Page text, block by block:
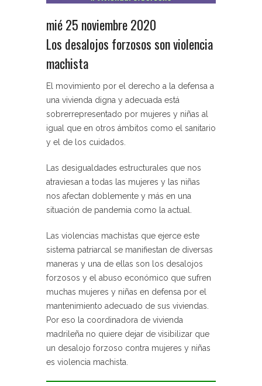
mié 25 noviembre 2020
Los desalojos forzosos son violencia
machista
El movimiento por el derecho a la defensa a
una vivienda digna y adecuada está
sobrerrepresentado por mujeres y niñas al
igual que en otros ámbitos como el sanitario
y el de los cuidados.
Las desigualdades estructurales que nos
atraviesan a todas las mujeres y las niñas
nos afectan doblemente y más en una
situación de pandemia como la actual.
Las violencias machistas que ejerce este
sistema patriarcal se manifiestan de diversas
maneras y una de ellas son los desalojos
forzosos y el abuso económico que sufren
muchas mujeres y niñas en defensa por el
mantenimiento adecuado de sus viviendas.
Por eso la coordinadora de vivienda
madrileña no quiere dejar de visibilizar que
un desalojo forzoso contra mujeres y niñas
es violencia machista.